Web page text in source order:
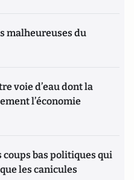
malheureuses du
voie d’eau dont la
l’économie
bas politiques qui
les canicules